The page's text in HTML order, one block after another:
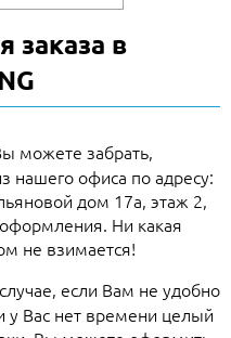
заказа в
можете забрать,
нашего офиса по адресу:
дом 17а, этаж 2,
Ни какая
не взимается!
если Вам не удобно
у Вас нет времени целый